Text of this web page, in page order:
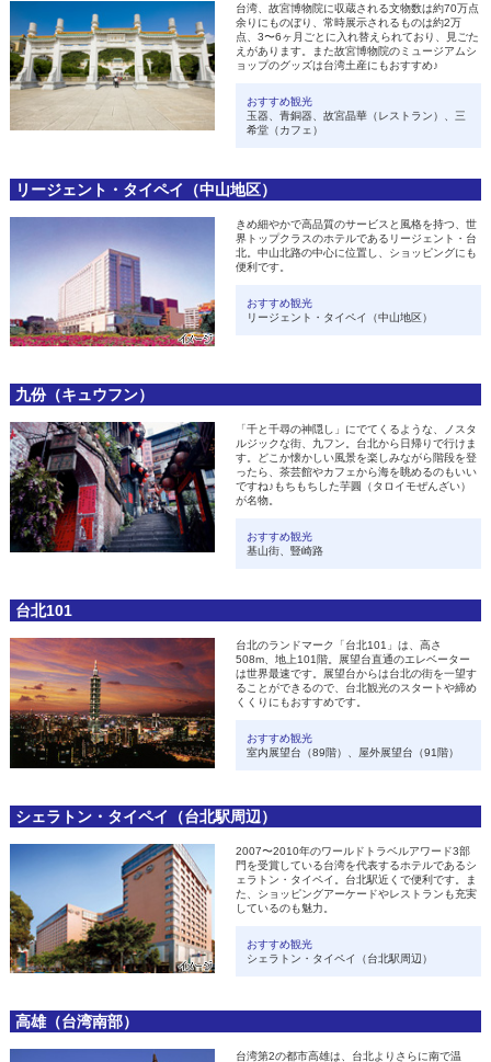
台湾、故宮博物院に収蔵される文物数は約70万点
余りにものぼり、常時展示されるものは約2万
点、3〜6ヶ月ごとに入れ替えられており、見ごた
えがあります。また故宮博物院のミュージアムシ
ョップのグッズは台湾土産にもおすすめ♪
おすすめ観光
玉器、青銅器、故宮晶華（レストラン）、三
希堂（カフェ）
リージェント・タイペイ（中山地区）
きめ細やかで高品質のサービスと風格を持つ、世
界トップクラスのホテルであるリージェント・台
北。中山北路の中心に位置し、ショッピングにも
便利です。
おすすめ観光
リージェント・タイペイ（中山地区）
九份（キュウフン）
「千と千尋の神隠し」にでてくるような、ノスタ
ルジックな街、九フン。台北から日帰りで行けま
す。どこか懐かしい風景を楽しみながら階段を登
ったら、茶芸館やカフェから海を眺めるのもいい
ですね♪もちもちした芋圓（タロイモぜんざい）
が名物。
おすすめ観光
基山街、豎崎路
台北101
台北のランドマーク「台北101」は、高さ
508m、地上101階。展望台直通のエレベーター
は世界最速です。展望台からは台北の街を一望す
ることができるので、台北観光のスタートや締め
くくりにもおすすめです。
おすすめ観光
室内展望台（89階）、屋外展望台（91階）
シェラトン・タイペイ（台北駅周辺）
2007〜2010年のワールドトラベルアワード3部
門を受賞している台湾を代表するホテルであるシ
ェラトン・タイペイ。台北駅近くで便利です。ま
た、ショッピングアーケードやレストランも充実
しているのも魅力。
おすすめ観光
シェラトン・タイペイ（台北駅周辺）
高雄（台湾南部）
台湾第2の都市高雄は、台北よりさらに南で温